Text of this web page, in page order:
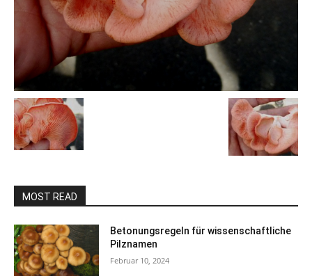
MOST READ
Betonungsregeln für wissenschaftliche
Pilznamen
Februar 10, 2024